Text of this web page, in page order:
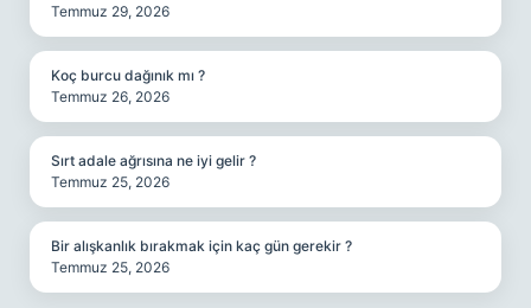
Temmuz 29, 2026
Koç burcu dağınık mı ?
Temmuz 26, 2026
Sırt adale ağrısına ne iyi gelir ?
Temmuz 25, 2026
Bir alışkanlık bırakmak için kaç gün gerekir ?
Temmuz 25, 2026